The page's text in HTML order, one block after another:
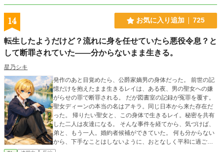
14 お気に入り追加 725
転生したようだけど？流れに身を任せていたら悪役令息？と
して断罪されていた――分からないまま生きる。
星乃シキ
発作のあと目覚めたら、公爵家嫡男の身体だった。 前世の記
憶だけを抱えたまま生きるレイは、ある夜、男の聖女への嫌
がらせの罪で断罪される。 だが図書室の記録が冤罪を覆す。
聖女ディーンの本当の名はアキラ。同じ日本から来た存在だ
った。 帰りたい聖女と、この身体で生きるレイ。秘密を共有
した二人は友達になる。 そんな事件を経てから、気づけば、
弟と、もう一人。婚約者候補ができていた。 何も分からない
から、下手なことはしないように、おとなしく平和に過ごし
たかっただけなんだけどな。 前の身体では経験できなかった